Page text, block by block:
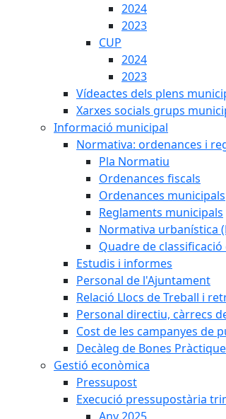
2024
2023
CUP
2024
2023
Vídeactes dels plens
Xarxes socials grups
Informació municipal
Normativa: ordenances i
Pla Normatiu
Ordenances fiscals
Ordenances municipals
Reglaments municipals
Normativa urbanística
Quadre de
Estudis i informes
Personal de l'Ajuntament
Relació Llocs de Treball i
Personal directiu, càrrecs
Cost de les campanyes de
Decàleg de Bones
Gestió econòmica
Pressupost
Execució pressupostària